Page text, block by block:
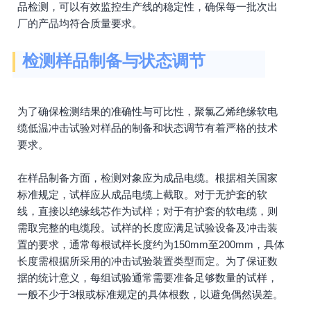
品检测，可以有效监控生产线的稳定性，确保每一批次出
厂的产品均符合质量要求。
检测样品制备与状态调节
为了确保检测结果的准确性与可比性，聚氯乙烯绝缘软电
缆低温冲击试验对样品的制备和状态调节有着严格的技术
要求。
在样品制备方面，检测对象应为成品电缆。根据相关国家
标准规定，试样应从成品电缆上截取。对于无护套的软
线，直接以绝缘线芯作为试样；对于有护套的软电缆，则
需取完整的电缆段。试样的长度应满足试验设备及冲击装
置的要求，通常每根试样长度约为150mm至200mm，具体
长度需根据所采用的冲击试验装置类型而定。为了保证数
据的统计意义，每组试验通常需要准备足够数量的试样，
一般不少于3根或标准规定的具体根数，以避免偶然误差。